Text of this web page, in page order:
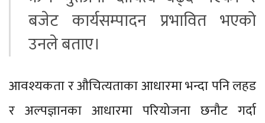
बजेट कार्यसम्पादन प्रभावित भएको
उनले बताए।
आवश्यकता र औचित्यताका आधारमा भन्दा पनि लहड
र अल्पज्ञानका आधारमा परियोजना छनौट गर्दा